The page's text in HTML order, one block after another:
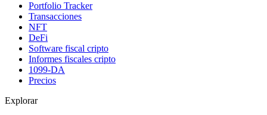
Portfolio Tracker
Transacciones
NFT
DeFi
Software fiscal cripto
Informes fiscales cripto
1099-DA
Precios
Explorar